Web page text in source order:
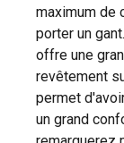
maximum de
porter un
offre une
revêtement
permet
un grand